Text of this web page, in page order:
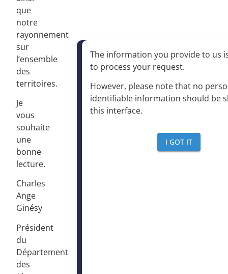
que
notre
rayonnement
sur
l’ensemble
des
territoires.
Je
vous
souhaite
une
bonne
lecture.
Charles
Ange
Ginésy
Président
du
Département
des
The information you provide to us
to process your request.
However, please note that no
identifiable information should be
this interface.
I GOT IT